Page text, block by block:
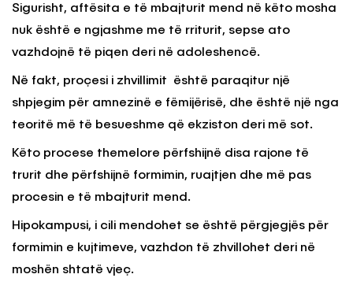
Sigurisht, aftësita e të mbajturit mend në këto mosha
nuk është e ngjashme me të rriturit, sepse ato
vazhdojnë të piqen deri në adoleshencë.
Në fakt, proçesi i zhvillimit është paraqitur një
shpjegim për amnezinë e fëmijërisë, dhe është një nga
teoritë më të besueshme që ekziston deri më sot.
Këto procese themelore përfshijnë disa rajone të
trurit dhe përfshijnë formimin, ruajtjen dhe më pas
procesin e të mbajturit mend.
Hipokampusi, i cili mendohet se është përgjegjës për
formimin e kujtimeve, vazhdon të zhvillohet deri në
moshën shtatë vjeç.